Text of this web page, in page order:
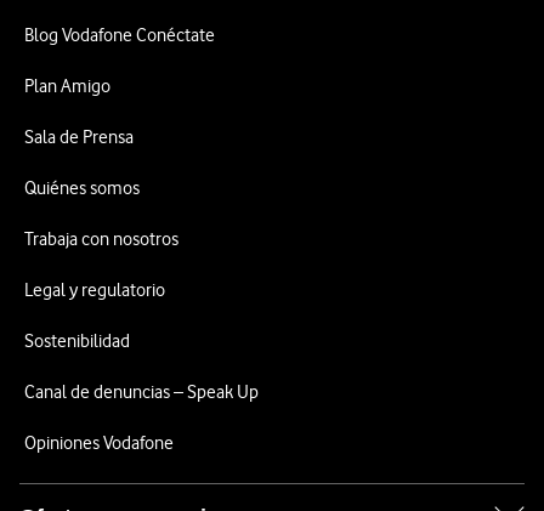
Blog Vodafone Conéctate
Plan Amigo
Sala de Prensa
Quiénes somos
Trabaja con nosotros
Legal y regulatorio
Sostenibilidad
Canal de denuncias – Speak Up
Opiniones Vodafone